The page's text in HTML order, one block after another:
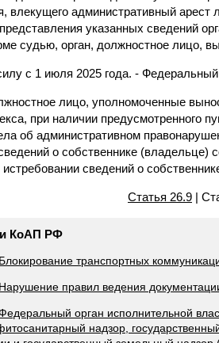
влекущего административный
указанных сведений
судью, орган, должностное лицо,
с 1 июля 2025 года. -
лицо, уполномоченные
при наличии предусмотренного
об административном
о собственнике (владельце)
сведений о
Статья 26.9|
КоАП РФ
транспортных
правил ведения
орган исполнительной
надзор,